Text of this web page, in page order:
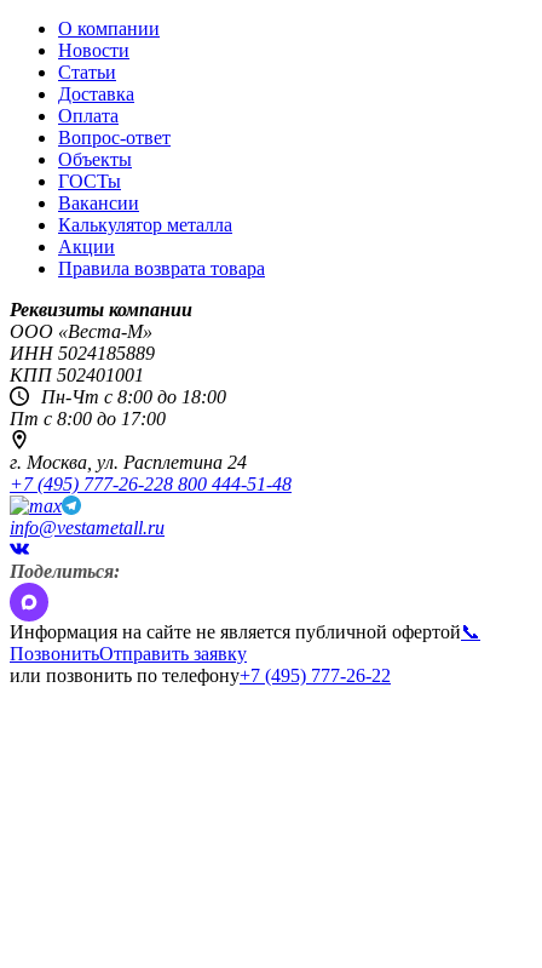
О компании
Новости
Статьи
Доставка
Оплата
Вопрос-ответ
Объекты
ГОСТы
Вакансии
Калькулятор металла
Акции
Правила возврата товара
Реквизиты компании
OOO «Веста-М»
ИНН5024185889
КПП502401001
Пн-Чт с 8:00 до 18:00
Пт с 8:00 до 17:00
г. Москва, ул. Расплетина 24
+7 (495) 777-26-228 800 444-51-48
info@vestametall.ru
Поделиться:
Информация на сайте не является публичной офертой📞
ПозвонитьОтправить заявку
или позвонить по телефону+7 (495) 777-26-22